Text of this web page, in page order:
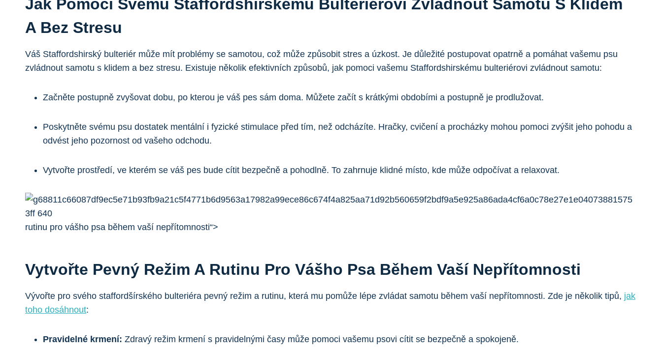
Jak Pomoci Svému Staffordshirskému Bulteriérovi Zvládnout Samotu S Klidem
A Bez Stresu
Váš Staffordshirský bulteriér může mít problémy se samotou, což může způsobit stres a úzkost. Je důležité postupovat opatrně a pomáhat vašemu psu
zvládnout samotu s klidem a bez stresu. Existuje několik efektivních způsobů, jak pomoci vašemu Staffordshirskému bulteriérovi zvládnout samotu:
Začněte postupně zvyšovat dobu, po kterou je váš pes sám doma. Můžete začít s krátkými obdobími a postupně je prodlužovat.
Poskytněte svému psu dostatek mentální i fyzické stimulace před tím, než odcházíte. Hračky, cvičení a procházky mohou pomoci zvýšit jeho pohodu a
odvést jeho pozornost od vašeho odchodu.
Vytvořte prostředí, ve kterém se váš pes bude cítit bezpečně a pohodlně. To zahrnuje klidné místo, kde může odpočívat a relaxovat.
rutinu pro vášho psa během vaší nepřítomnosti“>
Vytvořte Pevný Režim A Rutinu Pro Vášho Psa Během Vaší Nepřítomnosti
Vývořte pro svého staffordšírského bulteriéra pevný režim a rutinu, která mu pomůže lépe zvládat samotu během vaší nepřítomnosti. Zde je několik tipů, jak
toho dosáhnout:
Pravidelné krmení: Zdravý režim krmení s pravidelnými časy může pomoci vašemu psovi cítit se bezpečně a spokojeně.